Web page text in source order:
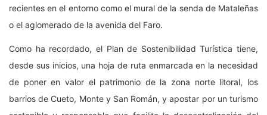
recientes en el entorno como el mural de la senda de Mataleñas
o el aglomerado de la avenida del Faro.
Como ha recordado, el Plan de Sostenibilidad Turística tiene,
desde sus inicios, una hoja de ruta enmarcada en la necesidad
de poner en valor el patrimonio de la zona norte litoral, los
barrios de Cueto, Monte y San Román, y apostar por un turismo